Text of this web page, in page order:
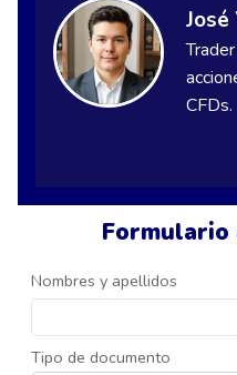
Formulario
Nombres y apellidos
Tipo de documento
José
CFDs.